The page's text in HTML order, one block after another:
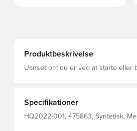
Produktbeskrivelse
Uanset om du er ved at starte eller
Specifikationer
HQ2022-001, 475863, Syntetisk,